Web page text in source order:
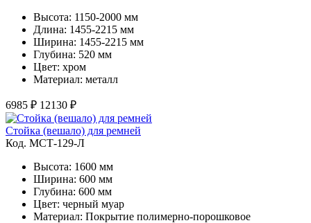
Высота: 1150-2000 мм
Длина: 1455-2215 мм
Ширина: 1455-2215 мм
Глубина: 520 мм
Цвет: хром
Материал: металл
6985 ₽ 12130 ₽
Стойка (вешало) для ремней
Код. MСТ-129-Л
Высота: 1600 мм
Ширина: 600 мм
Глубина: 600 мм
Цвет: черный муар
Материал: Покрытие полимерно-порошковое